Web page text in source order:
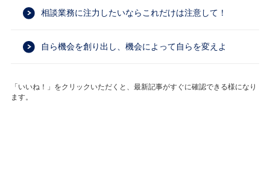
相談業務に注力したいならこれだけは注意して！
自ら機会を創り出し、機会によって自らを変えよ
「いいね！」をクリックいただくと、最新記事がすぐに確認できる様になり
ます。